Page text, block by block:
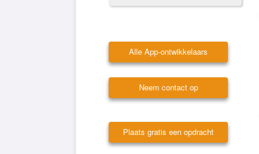
Alle App-ontwikkelaars
Neem contact op
Plaats gratis een opdracht